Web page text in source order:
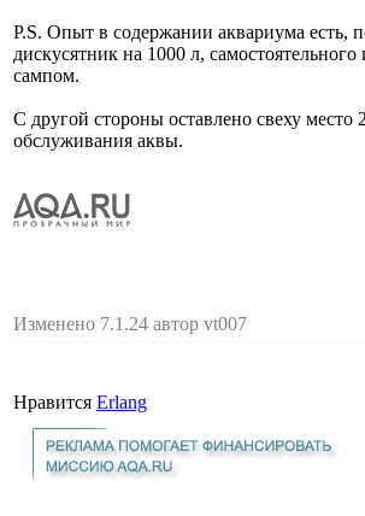
P.S. Опыт в содержании аквариума есть,
дискусятник на 1000 л, самостоятельного
сампом.
С другой стороны оставлено свеху место
обслуживания аквы.
Изменено 7.1.24 автор vt007
Нравится Erlang